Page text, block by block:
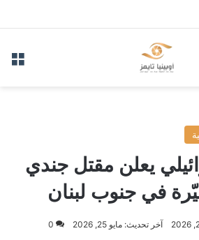
يعلن مقتل جندي
في جنوب لبنان
آخر تحديث: مايو 25, 2026 0